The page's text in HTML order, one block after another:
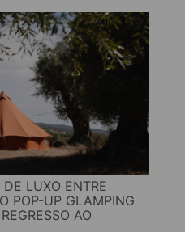
LUXO ENTRE
POP-UP GLAMPING
AO